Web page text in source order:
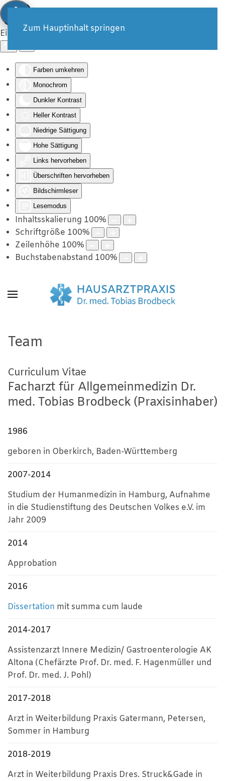
Eingabehilfen öffnen
Farben umkehren
Monochrom
Dunkler Kontrast
Heller Kontrast
Niedrige Sättigung
Hohe Sättigung
Links hervorheben
Überschriften hervorheben
Bildschirmleser
Lesemodus
Inhaltsskalierung 100%
Schriftgröße 100%
Zeilenhöhe 100%
Buchstabenabstand 100%
Zum Hauptinhalt springen
Team
Curriculum Vitae
Facharzt für Allgemeinmedizin Dr.
med. Tobias Brodbeck (Praxisinhaber)
1986
geboren in Oberkirch, Baden-Württemberg
2007-2014
Studium der Humanmedizin in Hamburg, Aufnahme
in die Studienstiftung des Deutschen Volkes e.V. im
Jahr 2009
2014
Approbation
2016
Dissertation mit summa cum laude
2014-2017
Assistenzarzt Innere Medizin/ Gastroenterologie AK
Altona (Chefärzte Prof. Dr. med. F. Hagenmüller und
Prof. Dr. med. J. Pohl)
2017-2018
Arzt in Weiterbildung Praxis Gatermann, Petersen,
Sommer in Hamburg
2018-2019
Arzt in Weiterbildung Praxis Dres. Struck&Gade in